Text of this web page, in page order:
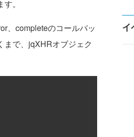
。
、completeのコールバッ
まで、jqXHRオブジェク
イ